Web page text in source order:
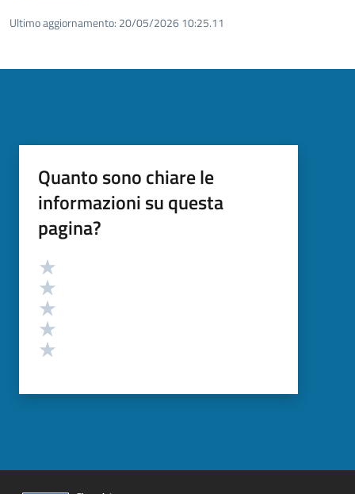
Ultimo aggiornamento: 20/05/2026 10:25.11
Quanto sono chiare le
informazioni su questa
pagina?
Valutazione